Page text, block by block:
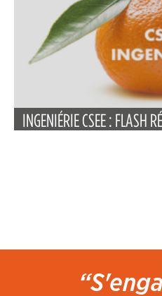
INGENIÉRIE CSEE : FLASH